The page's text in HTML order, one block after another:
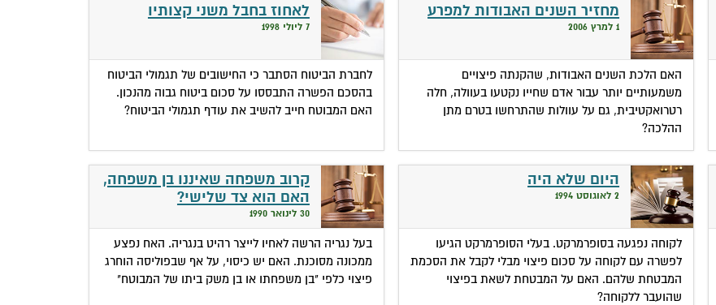
מחזיר השנים האבודות למפרע
1 למרץ 2006
האם הלכת השנים האבודות, שהקנתה פיצויים
משמעותיים יותר עבור אדם שחייו נקטעו בעוולה, חלה
רטרואקטיבית, גם על עוולות שהתרחשו בטרם מתן
ההלכה?
לאחוז בחבל משני קצותיו
7 ליולי 1998
לחברת הביטוח הסתבר כי החישובים של תגמולי הביטוח
בהסכם הפשרה התבססו על סכום ביטוח גבוה מהנכון.
האם המבוטח חייב להשיב את עודף תגמולי הביטוח?
היום שלא היה
2 לאוגוסט 1994
לקוחה נפגעה בסופרמרקט. בעלי הסופרמרקט הגיעו
לפשרה עם לקוחה על סכום פיצוי מבלי לקבל את הסכמת
המבטחת שלהם. האם על המבטחת לשאת בפיצוי
שהועבר ללקוחה?
קרוב משפחה שאיננו בן משפחה,
האם הוא צד שלישי?
30 לינואר 1990
בעל נגריה הרשה לאחיו לייצר רהיט בנגריה. האח נפצע
ממכונה מסוכנת. האם יש כיסוי, על אף שבפוליסה הוחרג
פיצוי כלפי "בן משפחתו או בן משק ביתו של המבוטח"